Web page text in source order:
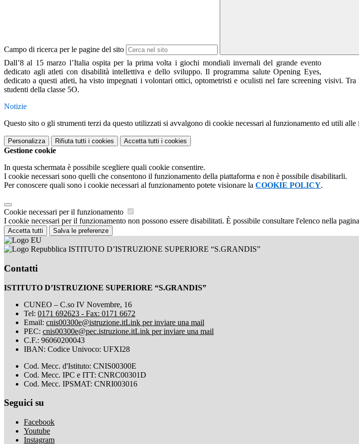
Campo di ricerca per le pagine del sito
Dall’8 al 15 marzo l’Italia ospita per la prima volta i giochi mondiali invernali del grande evento
dedicato agli atleti con disabilità intellettiva e dello sviluppo. Il programma salute Opening Eyes,
dedicato a questi atleti, ha visto impegnati i volontari ottici, optometristi e oculisti nel fare screening visivi.
studenti della classe 5O.
Notizie
Questo sito o gli strumenti terzi da questo utilizzati si avvalgono di cookie necessari al funzionamento ed utili
Personalizza Rifiuta tutti i cookies Accetta tutti i cookies
Gestione cookie
In questa schermata è possibile scegliere quali cookie consentire.
I cookie necessari sono quelli che consentono il funzionamento della piattaforma e non è possibile disabilitarli.
Per conoscere quali sono i cookie necessari al funzionamento potete visionare la COOKIE POLICY.
Cookie necessari per il funzionamento
I cookie necessari per il funzionamento non possono essere disabilitati. È possibile consultare l'elenco nella
Accetta tutti Salva le preferenze
ISTITUTO D’ISTRUZIONE SUPERIORE “S.GRANDIS”
Contatti
ISTITUTO D’ISTRUZIONE SUPERIORE “S.GRANDIS”
CUNEO – C.so IV Novembre, 16
Tel: 0171 692623 - Fax: 0171 6672
Email: cnis00300e@istruzione.itLink per inviare una mail
PEC: cnis00300e@pec.istruzione.itLink per inviare una mail
C.F.: 96060200043
IBAN: Codice Univoco: UFXI28
Cod. Mecc. d'Istituto: CNIS00300E
Cod. Mecc. IPC e ITT: CNRC00301D
Cod. Mecc. IPSMAT: CNRI003016
Seguici su
Facebook
Youtube
Instagram